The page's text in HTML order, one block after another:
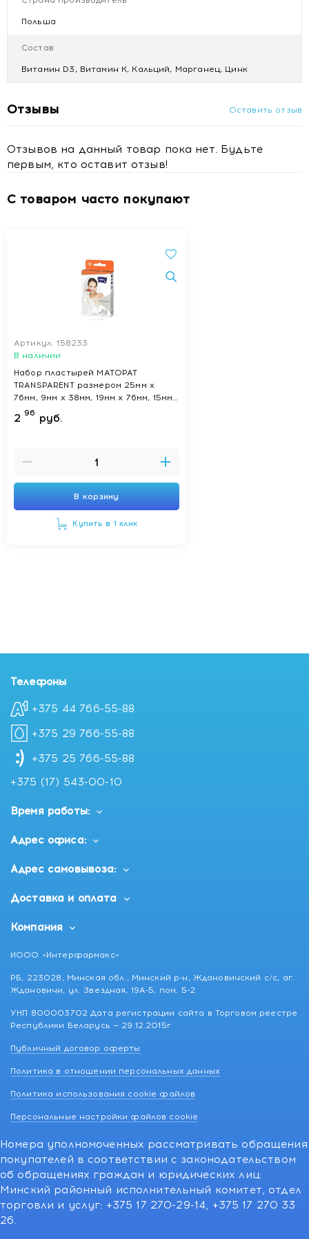
Продукт не следует принимать лицам до 18 лет, а также в
компонентов.
Условия хранения
для детей месте.
Польша
Состав
Витамин D3, Витамин К, Кальций, Марганец, Цинк
Отзывы Оставить отзыв
Отзывов на данный товар пока нет. Будьте
первым, кто оставит отзыв!
С товаром часто покупают
Артикул: 158233
В наличии
Набор пластырей MATOPAT
TRANSPARENT размером 25мм х
76мм, 9мм х 38мм, 19мм х 76мм, 15мм
х 58мм, d22мм
2 96 руб.
В корзину
Купить в 1 клик
Телефоны
+375 44 766-55-88
+375 29 766-55-88
+375 25 766-55-88
+375 (17) 543-00-10
Время работы:
Адрес офиса:
Адрес самовывоза:
Доставка и оплата
Компания
ИООО «Интерфармакс»
РБ, 223028, Минская обл., Минский р-н, Ждановичский с/с, аг.
Ждановичи, ул. Звездная, 19А-5, пом. 5-2
УНП 800003702 Дата регистрации сайта в Торговом реестре
Республики Беларусь — 29.12.2015г
Публичный договор оферты
Политика в отношении персональных данных
Политика использования cookie файлов
Персональные настройки файлов cookie
Номера уполномоченных рассматривать обращения
покупателей в соответствии с законодательством
об обращениях граждан и юридических лиц:
Минский районный исполнительный комитет, отдел
торговли и услуг: +375 17 270-29-14, +375 17 270 33
26.